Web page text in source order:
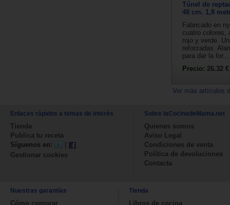
Túnel de
48 cm. 1,8
Fabricado en
cuatro colores,
rojo y verde.
reforzadas.
para dar la for...
Precio: 26.32 €
Ver más artículos
Enlaces rápidos a temas de interés
Tienda
Publica tu receta
Síguenos en:
Gestionar cookies
Sobre laCocinadeMama.net
Quienes somos
Aviso Legal
Condiciones de venta
Política de devoluciones
Contacta
Nuestras garantías
Cómo comprar
Tienda
Libros de cocina